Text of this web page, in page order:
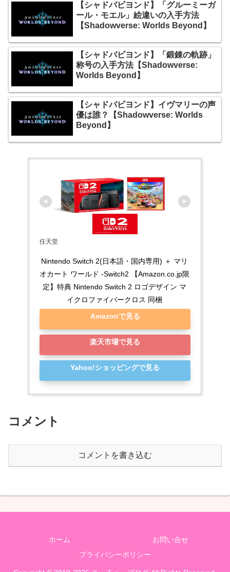
【シャドバビヨンド】「グルーミーガ
ール・モエル」絵違いの入手方法
【Shadowverse: Worlds Beyond】
【シャドバビヨンド】「鍛錬の軌跡」
称号の入手方法【Shadowverse:
Worlds Beyond】
【シャドバビヨンド】イヴマリーの声
優は誰？【Shadowverse: Worlds
Beyond】
任天堂
Nintendo Switch 2(日本語・国内専用) ＋ マリ
オカート ワールド -Switch2 【Amazon.co.jp限
定】特典 Nintendo Switch 2 ロゴデザイン マ
イクロファイバークロス 同梱
Amazonで見る
楽天市場で見る
Yahoo!ショッピングで見る
コメント
コメントを書き込む
ホーム
お問い合せ
プライバシーポリシー